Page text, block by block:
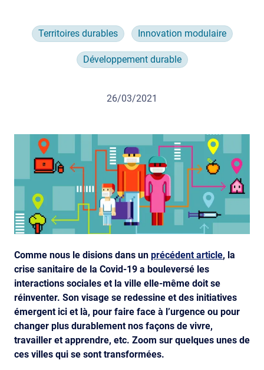
Territoires durables Innovation modulaire
Développement durable
26/03/2021
Comme nous le disions dans un précédent article, la
crise sanitaire de la Covid-19 a bouleversé les
interactions sociales et la ville elle-même doit se
réinventer. Son visage se redessine et des initiatives
émergent ici et là, pour faire face à l’urgence ou pour
changer plus durablement nos façons de vivre,
travailler et apprendre, etc. Zoom sur quelques unes de
ces villes qui se sont transformées.